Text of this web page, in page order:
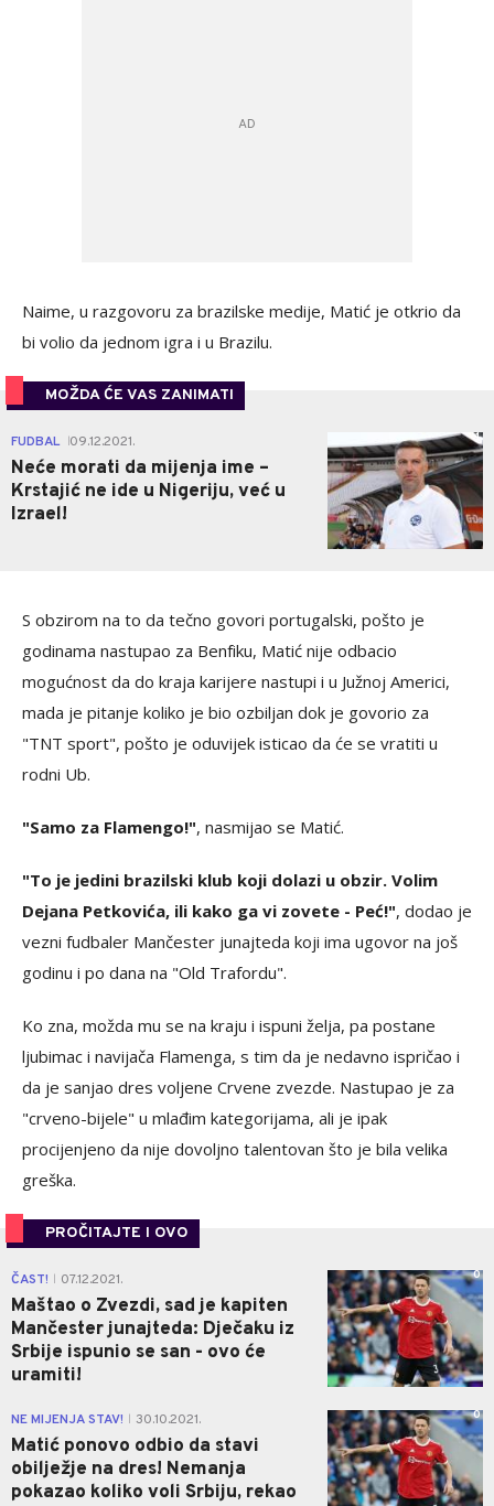
Naime, u razgovoru za brazilske medije, Matić je otkrio da
bi volio da jednom igra i u Brazilu.
MOŽDA ĆE VAS ZANIMATI
FUDBAL 09.12.2021.
Neće morati da mijenja ime –
Krstajić ne ide u Nigeriju, već u
Izrael!
1
S obzirom na to da tečno govori portugalski, pošto je
godinama nastupao za Benfiku, Matić nije odbacio
mogućnost da do kraja karijere nastupi i u Južnoj Americi,
mada je pitanje koliko je bio ozbiljan dok je govorio za
"TNT sport", pošto je oduvijek isticao da će se vratiti u
rodni Ub.
"Samo za Flamengo!", nasmijao se Matić.
"To je jedini brazilski klub koji dolazi u obzir. Volim
Dejana Petkovića, ili kako ga vi zovete - Peć!", dodao je
vezni fudbaler Mančester junajteda koji ima ugovor na još
godinu i po dana na "Old Trafordu".
Ko zna, možda mu se na kraju i ispuni želja, pa postane
ljubimac i navijača Flamenga, s tim da je nedavno ispričao i
da je sanjao dres voljene Crvene zvezde. Nastupao je za
"crveno-bijele" u mlađim kategorijama, ali je ipak
procijenjeno da nije dovoljno talentovan što je bila velika
greška.
PROČITAJTE I OVO
ČAST! 07.12.2021.
Maštao o Zvezdi, sad je kapiten
Mančester junajteda: Dječaku iz
Srbije ispunio se san - ovo će
uramiti!
0
NE MIJENJA STAV! 30.10.2021.
Matić ponovo odbio da stavi
obilježje na dres! Nemanja
pokazao koliko voli Srbiju, rekao
0